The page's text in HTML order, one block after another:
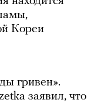
Кореи
гривен».
заявил, что